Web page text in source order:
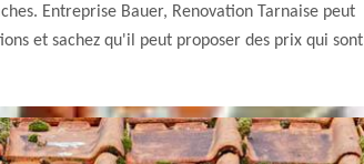
Entreprise Bauer, Renovation Tarnaise peut
et sachez qu'il peut proposer des prix qui sont